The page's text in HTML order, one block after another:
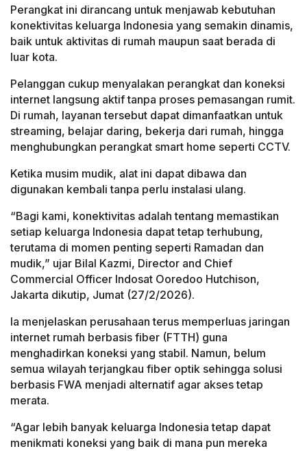
Perangkat ini dirancang untuk menjawab kebutuhan
konektivitas keluarga Indonesia yang semakin dinamis,
baik untuk aktivitas di rumah maupun saat berada di
luar kota.
Pelanggan cukup menyalakan perangkat dan koneksi
internet langsung aktif tanpa proses pemasangan rumit.
Di rumah, layanan tersebut dapat dimanfaatkan untuk
streaming, belajar daring, bekerja dari rumah, hingga
menghubungkan perangkat smart home seperti CCTV.
Ketika musim mudik, alat ini dapat dibawa dan
digunakan kembali tanpa perlu instalasi ulang.
“Bagi kami, konektivitas adalah tentang memastikan
setiap keluarga Indonesia dapat tetap terhubung,
terutama di momen penting seperti Ramadan dan
mudik,” ujar Bilal Kazmi, Director and Chief
Commercial Officer Indosat Ooredoo Hutchison,
Jakarta dikutip, Jumat (27/2/2026).
Ia menjelaskan perusahaan terus memperluas jaringan
internet rumah berbasis fiber (FTTH) guna
menghadirkan koneksi yang stabil. Namun, belum
semua wilayah terjangkau fiber optik sehingga solusi
berbasis FWA menjadi alternatif agar akses tetap
merata.
“Agar lebih banyak keluarga Indonesia tetap dapat
menikmati koneksi yang baik di mana pun mereka